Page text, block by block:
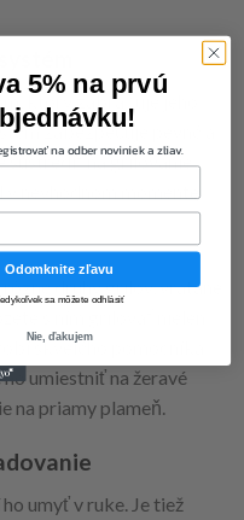
ktorý zabraňuje jeho
zabezpečuje pevné a
sústrediť na grilovanie
nevhodnom momente.
druhy grilov, vrátane
s ním grilovať nielen
skvelého pomocníka
umiestniť na žeravé
na priamy plameň.
umyť v ruke. Je tiež
5% na prvú
na odber noviniek a zliav.
Odomknite zľavu
sa môžete odhlásiť
Nie, ďakujem